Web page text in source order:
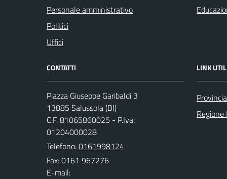
Personale amministrativo
Politici
Uffici
CONTATTI
Piazza Giuseppe Garibaldi 3
13885 Salussola (BI)
C.F. 81065860025 - P.Iva:
01204000028
Telefono:0161998124
Fax: 0161 967276
E-mail:
LINK